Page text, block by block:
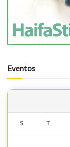
Eventos
S T